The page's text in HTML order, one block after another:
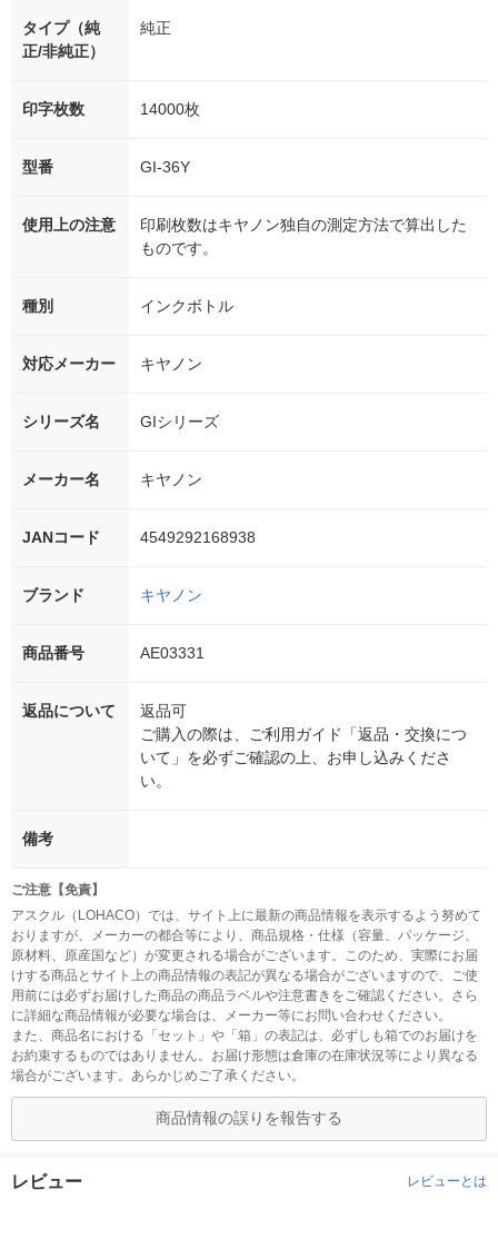
タイプ（純
正/非純正）
純正
印字枚数 14000枚
型番 GI-36Y
使用上の注意
印刷枚数はキヤノン独自の測定方法で算出した
ものです。
種別 インクボトル
対応メーカー キヤノン
シリーズ名 GIシリーズ
メーカー名 キヤノン
JANコード 4549292168938
ブランド キヤノン
商品番号 AE03331
返品について
返品可
ご購入の際は、ご利用ガイド「返品・交換につ
いて」を必ずご確認の上、お申し込みくださ
い。
備考
ご注意【免責】
アスクル（LOHACO）では、サイト上に最新の商品情報を表示するよう努めて
おりますが、メーカーの都合等により、商品規格・仕様（容量、パッケージ、
原材料、原産国など）が変更される場合がございます。このため、実際にお届
けする商品とサイト上の商品情報の表記が異なる場合がございますので、ご使
用前には必ずお届けした商品の商品ラベルや注意書きをご確認ください。さら
に詳細な商品情報が必要な場合は、メーカー等にお問い合わせください。
また、商品名における「セット」や「箱」の表記は、必ずしも箱でのお届けを
お約束するものではありません。お届け形態は倉庫の在庫状況等により異なる
場合がございます。あらかじめご了承ください。
商品情報の誤りを報告する
レビュー レビューとは